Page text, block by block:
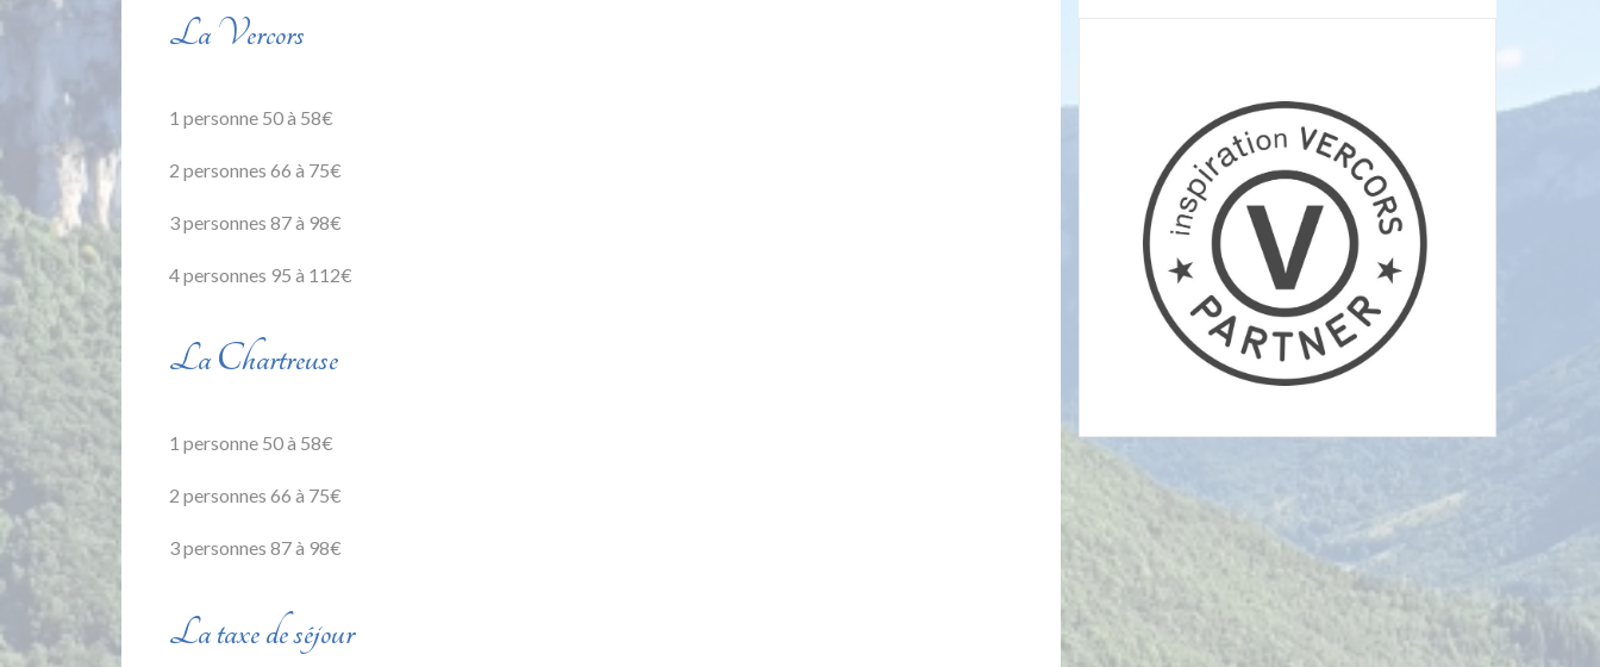
La Vercors
1 personne 50 à 58€
2 personnes 66 à 75€
3 personnes 87 à 98€
4 personnes 95 à 112€
La Chartreuse
1 personne 50 à 58€
2 personnes 66 à 75€
3 personnes 87 à 98€
La taxe de séjour